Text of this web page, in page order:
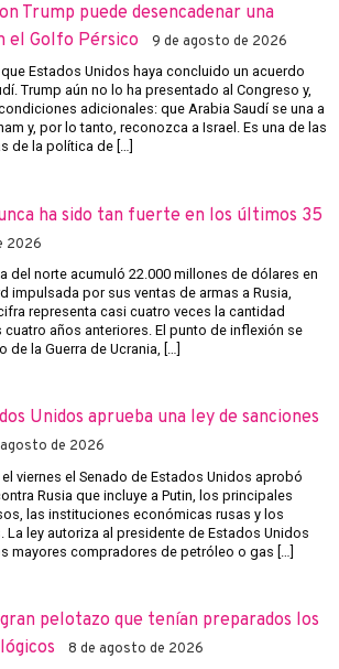
Trump puede desencadenar una
el Golfo Pérsico
9 de agosto de 2026
Estados Unidos haya concluido un acuerdo
Trump aún no lo ha presentado al Congreso y,
adicionales: que Arabia Saudí se una a
y, por lo tanto, reconozca a Israel. Es una de las
de la política de […]
ha sido tan fuerte en los últimos 35
2026
del norte acumuló 22.000 millones de dólares en
impulsada por sus ventas de armas a Rusia,
representa casi cuatro veces la cantidad
años anteriores. El punto de inflexión se
la Guerra de Ucrania, […]
Unidos aprueba una ley de sanciones
de 2026
viernes el Senado de Estados Unidos aprobó
Rusia que incluye a Putin, los principales
las instituciones económicas rusas y los
ley autoriza al presidente de Estados Unidos
mayores compradores de petróleo o gas […]
pelotazo que tenían preparados los
8 de agosto de 2026